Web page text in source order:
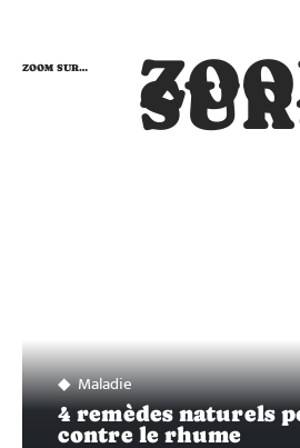
ZOOM SUR…
Maladie
4 remèdes naturels
contre le rhume